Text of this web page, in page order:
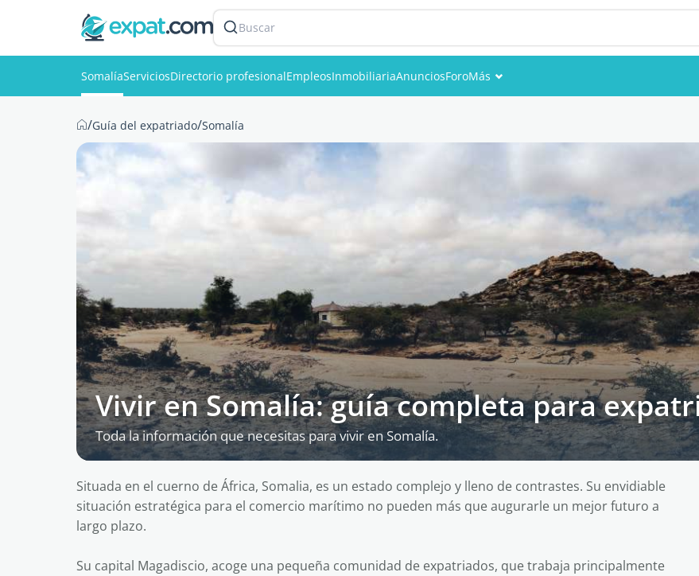
Buscar
SomalíaServiciosDirectorio profesionalEmpleosInmobiliariaAnunciosForoMás
/Guía del expatriado/Somalía
Vivir en Somalía: guía completa para
Toda la información que necesitas para vivir en Somalía.
Situada en el cuerno de África, Somalia, es un estado complejo y lleno de contrastes. Su envidiable
situación estratégica para el comercio marítimo no pueden más que augurarle un mejor futuro a
largo plazo.
Su capital Magadiscio, acoge una pequeña comunidad de expatriados, que trabaja principalmente